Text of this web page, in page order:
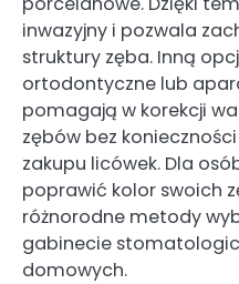
inwazyjny i pozwala
struktury zęba. Inną
ortodontyczne lub
pomagają w korekcji
zębów bez
zakupu licówek. Dla
poprawić kolor swoich
różnorodne metody
gabinecie
domowych.